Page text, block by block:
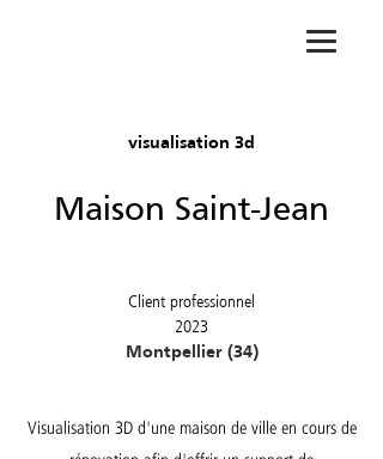
visualisation 3d
Maison Saint-Jean
Client professionnel
2023
Montpellier (34)
Visualisation 3D d'une maison de ville en cours de